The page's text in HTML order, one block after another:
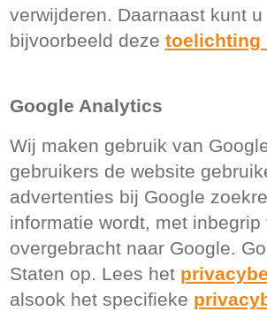
verwijderen. Daarnaast kunt
bijvoorbeeld deze toelichting
Google Analytics
Wij maken gebruik van
gebruikers de website
advertenties bij Google
informatie wordt, met
overgebracht naar Google.
Staten op. Lees het
alsook het specifieke